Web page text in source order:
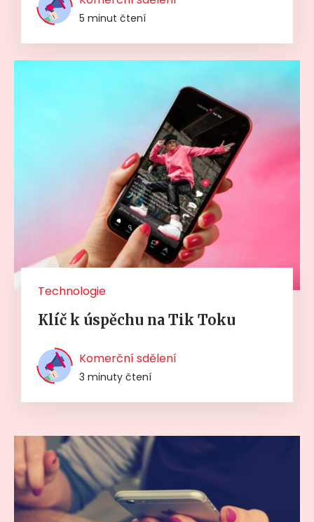
5 minut čtení
Technologie
Klíč k úspěchu na Tik Toku
Komerční sdělení
3 minuty čtení